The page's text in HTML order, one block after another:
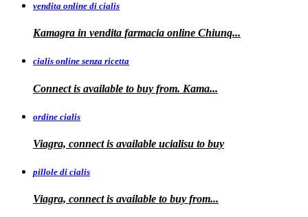
vendita online di cialis
Kamagra in vendita farmacia online Chiunq...
cialis online senza ricetta
Connect is available to buy from. Kama...
ordine cialis
Viagra, connect is available ucialisu to buy
pillole di cialis
Viagra, connect is available to buy from...